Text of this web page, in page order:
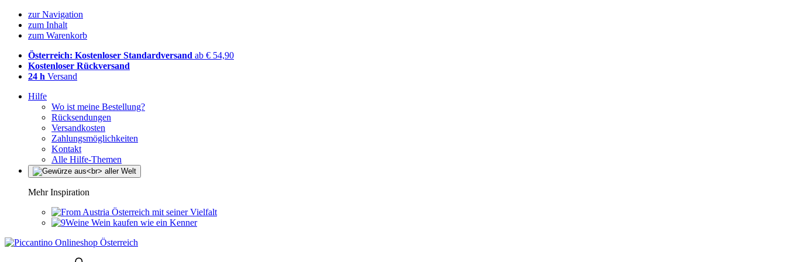
zur Navigation
zum Inhalt
zum Warenkorb
Österreich: Kostenloser Standardversand ab € 54,90
Kostenloser Rückversand
24 h Versand
Hilfe
Wo ist meine Bestellung?
Rücksendungen
Versandkosten
Zahlungsmöglichkeiten
Kontakt
Alle Hilfe-Themen
Mehr Inspiration
Österreich mit seiner Vielfalt
Wein kaufen wie ein Kenner